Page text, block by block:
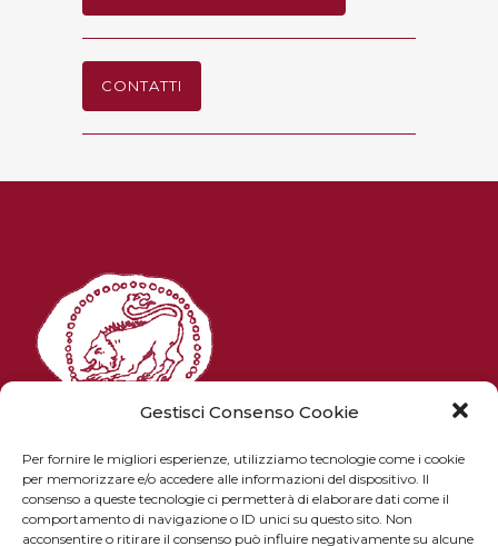
Gestisci Consenso Cookie
Per fornire le migliori esperienze, utilizziamo tecnologie come i cookie
per memorizzare e/o accedere alle informazioni del dispositivo. Il
consenso a queste tecnologie ci permetterà di elaborare dati come il
comportamento di navigazione o ID unici su questo sito. Non
acconsentire o ritirare il consenso può influire negativamente su alcune
CONTATTI
Piazza Pitti 1 - 50125 Firenze
email: istitutostudietruschi@gmail.com